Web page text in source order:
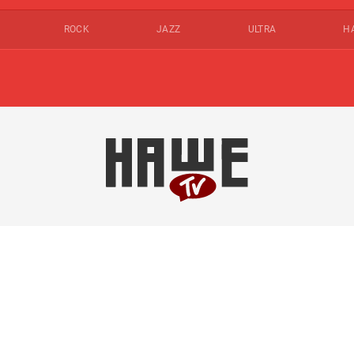
ROCK JAZZ ULTRA